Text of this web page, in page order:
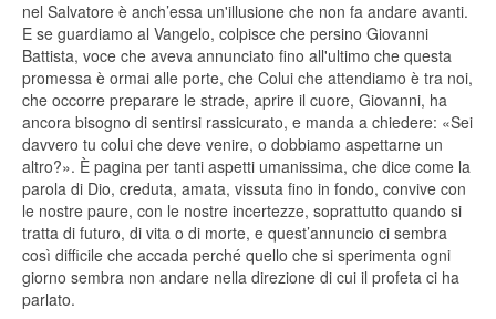
nel Salvatore è anch’essa un'illusione che non fa andare avanti.
E se guardiamo al Vangelo, colpisce che persino Giovanni
Battista, voce che aveva annunciato fino all'ultimo che questa
promessa è ormai alle porte, che Colui che attendiamo è tra noi,
che occorre preparare le strade, aprire il cuore, Giovanni, ha
ancora bisogno di sentirsi rassicurato, e manda a chiedere: «Sei
davvero tu colui che deve venire, o dobbiamo aspettarne un
altro?». È pagina per tanti aspetti umanissima, che dice come la
parola di Dio, creduta, amata, vissuta fino in fondo, convive con
le nostre paure, con le nostre incertezze, soprattutto quando si
tratta di futuro, di vita o di morte, e quest’annuncio ci sembra
così difficile che accada perché quello che si sperimenta ogni
giorno sembra non andare nella direzione di cui il profeta ci ha
parlato.